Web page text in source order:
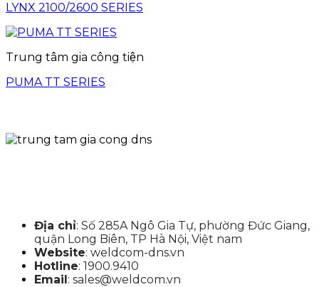
LYNX 2100/2600 SERIES
Trung tâm gia công tiện
PUMA TT SERIES
Địa chỉ: Số 285A Ngô Gia Tự, phường Đức Giang,
quận Long Biên, TP Hà Nội, Việt nam
Website: weldcom-dns.vn
Hotline: 1900.9410
Email: sales@weldcom.vn